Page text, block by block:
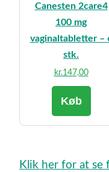
Canesten 2care4
100 mg
vaginaltabletter –
stk.
kr.147,00
Køb
Klik her for at se